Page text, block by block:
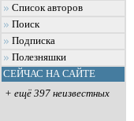
Список авторов
Поиск
Подписка
Полезняшки
СЕЙЧАС НА САЙТЕ
+ ещё 397 неизвестных